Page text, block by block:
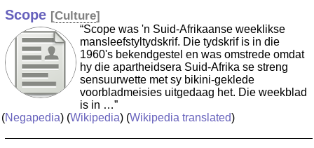
Scope [Culture]
“Scope was 'n Suid-Afrikaanse weeklikse
mansleefstyltydskrif. Die tydskrif is in die
1960's bekendgestel en was omstrede omdat
hy die apartheidsera Suid-Afrika se streng
sensuurwette met sy bikini-geklede
voorbladmeisies uitgedaag het. Die weekblad
is in …”
(Negapedia) (Wikipedia) (Wikipedia translated)